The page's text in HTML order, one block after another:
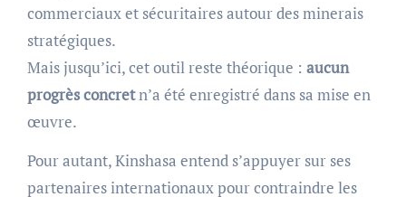
commerciaux et sécuritaires autour des minerais
stratégiques.
Mais jusqu’ici, cet outil reste théorique : aucun
progrès concretn’a été enregistré dans sa mise en
œuvre.
Pour autant, Kinshasa entend s’appuyer sur ses
partenaires internationaux pour contraindre les